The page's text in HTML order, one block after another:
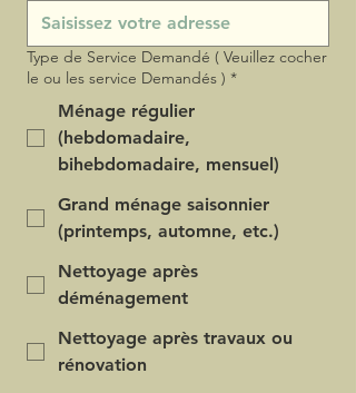
Type de Service Demandé ( Veuillez cocher
le ou les service Demandés ) *
Ménage régulier
(hebdomadaire,
bihebdomadaire, mensuel)
Grand ménage saisonnier
(printemps, automne, etc.)
Nettoyage après
déménagement
Nettoyage après travaux ou
rénovation